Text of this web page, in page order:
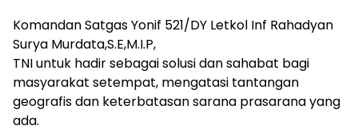
Komandan Satgas Yonif 521/DY Letkol Inf Rahadyan
Surya Murdata,S.E,M.I.P,
TNI untuk hadir sebagai solusi dan sahabat bagi
masyarakat setempat, mengatasi tantangan
geografis dan keterbatasan sarana prasarana yang
ada.